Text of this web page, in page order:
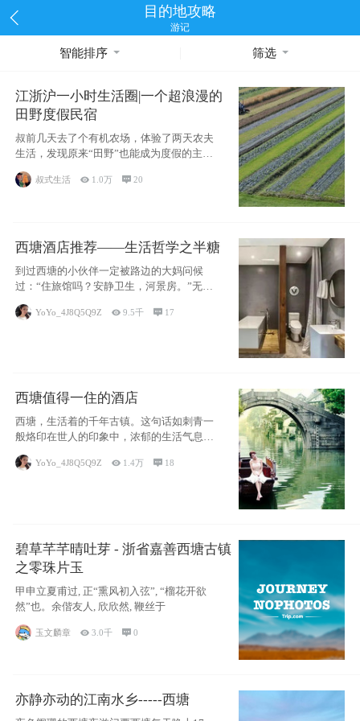
目的地攻略
游记
智能排序 筛选
江浙沪一小时生活圈|一个超浪漫的
田野度假民宿
叔前几天去了个有机农场，体验了两天农夫
生活，发现原来“田野”也能成为度假的主旋
律。江
叔式生活  1.0万 20
西塘酒店推荐——生活哲学之半糖
到过西塘的小伙伴一定被路边的大妈问候
过：“住旅馆吗？安静卫生，河景房。”无意
YoYo_4J8Q5Q9Z 9.5千  17
西塘值得一住的酒店
西塘，生活着的千年古镇。这句话如刺青一
般烙印在世人的印象中，浓郁的生活气息，
小桥流水
YoYo_4J8Q5Q9Z  1.4万  18
碧草芊芊晴吐芽 - 浙省嘉善西塘古镇
之零珠片玉
甲申立夏甫过, 正“熏风初入弦”, “榴花开欲
然”也。余偕友人, 欣欣然, 鞭丝于
玉文麟章  3.0千 0
亦静亦动的江南水乡-----西塘